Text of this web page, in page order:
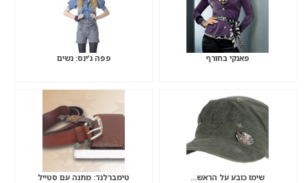
פאנקי בחורף פפה ג’ינס: נשים
שימו כובע על הראש… טימברלנד: מתנה עם סטייל